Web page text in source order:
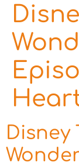
Disney